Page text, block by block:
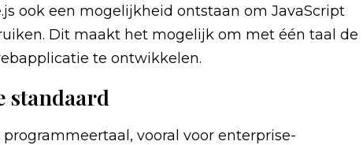
ook een mogelijkheid ontstaan om JavaScript
Dit maakt het mogelijk om met één taal de
te ontwikkelen.
standaard
vooral voor enterprise-